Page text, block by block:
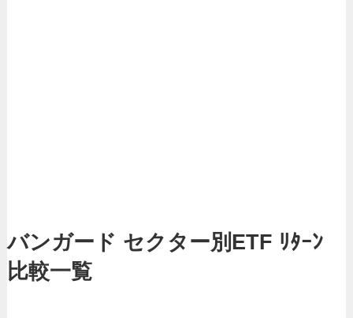
バンガード セクター別ETF ﾘﾀｰﾝ
比較一覧